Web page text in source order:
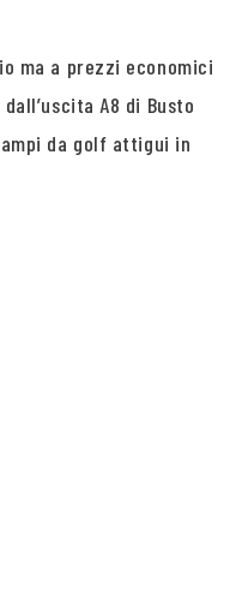
ma a prezzi economici
A8 di Busto
da golf attigui in